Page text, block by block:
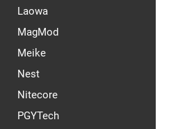
Laowa
MagMod
Meike
Nest
Nitecore
PGYTech